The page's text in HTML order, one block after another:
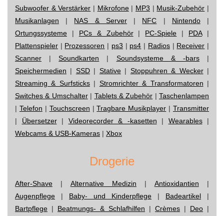
Subwoofer & Verstärker | Mikrofone| MP3 | Musik-Zubehör |
Musikanlagen | NAS & Server| NFC | Nintendo|
Ortungssysteme | PCs & Zubehör| PC-Spiele | PDA|
Plattenspieler | Prozessoren | ps3 | ps4 | Radios| Receiver |
Scanner |Soundkarten | Soundsysteme & -bars|
Speichermedien | SSD| Stative| Stoppuhren & Wecker|
Streaming & Surfsticks| Stromrichter & Transformatoren |
Switches & Umschalter| Tablets & Zubehör | Taschenlampen
| Telefon | Touchscreen |Tragbare Musikplayer | Transmitter
| Übersetzer| Videorecorder & -kasetten | Wearables|
Webcams & USB-Kameras | Xbox
Drogerie
After-Shave | Alternative Medizin | Antioxidantien |
Augenpflege | Baby- und Kinderpflege | Badeartikel |
Bartpflege | Beatmungs- & Schlafhilfen | Crèmes | Deo |